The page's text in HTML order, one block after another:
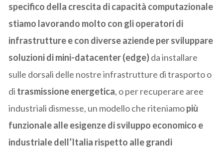
specifico della crescita di capacità computazionale
stiamo lavorando molto con gli operatori di
infrastrutture e con diverse aziende per sviluppare
soluzioni di mini-datacenter (edge)da installare
sulle dorsali delle nostre infrastrutture di trasporto o
di trasmissione energetica, o per recuperare aree
industriali dismesse, un modello che riteniamopiù
funzionale alle esigenze di sviluppo economico e
industriale dell’Italia rispetto alle grandi